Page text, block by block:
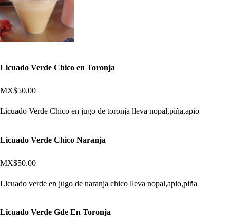
Licuado Verde Chico en Toronja
MX$50.00
Licuado Verde Chico en jugo de toronja lleva nopal,piña,apio
Licuado Verde Chico Naranja
MX$50.00
Licuado verde en jugo de naranja chico lleva nopal,apio,piña
Licuado Verde Gde En Toronja